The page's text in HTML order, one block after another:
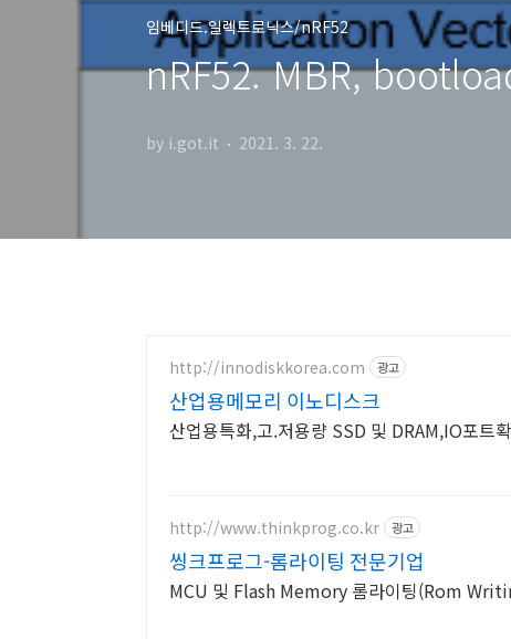
임베디드.일렉트로닉스/nRF52
nRF52. MBR,
by i.got.it 2021. 3. 22.
http://innodiskkorea.com 광고
산업용메모리 이노디스크
산업용특화,고.저용량 SSD 및 DRAM,IO포트
http://www.thinkprog.co.kr 광고
씽크프로그-롬라이팅 전문기업
MCU 및 Flash Memory 롬라이팅(Rom